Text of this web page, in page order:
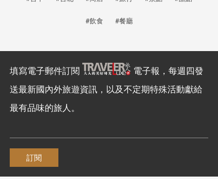
#飲食 #餐廳
填寫電子郵件訂閱
電子報，每週四發
送最新國內外旅遊資訊，以及不定期特殊活動獻給
最有品味的旅人。
訂閱